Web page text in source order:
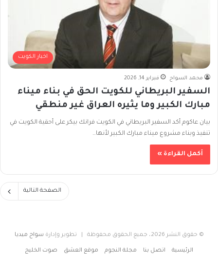
اخبار الكويت
محمد السواح فبراير 14, 2026
السفير البريطاني للكويت الحق في بناء ميناء
مبارك الكبير وما يثيره العراق غير منطقي
بيان عاكوم أكد السفير البريطاني في الكويت فرانك بيكر على أحقية الكويت في
تنفيذ وبناء مشروع ميناء مبارك الكبير لأنها…
أكمل القراءة »
الصفحة التالية
© حقوق النشر 2026، جميع الحقوق محفوظة | تطوير وإدارة سواح ميديا
الرئيسية اتصل بنا مجلة النجوم موقع العشق صوت الخليج